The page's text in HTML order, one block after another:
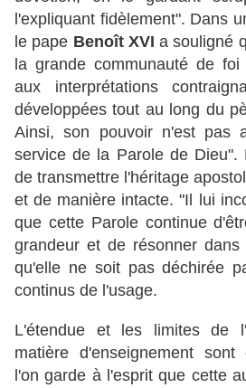
l'expliquant fidèlement". Dans
le pape Benoît XVIa souligné
la grande communauté de
aux interprétations
développées tout au long du
Ainsi, son pouvoir n'est pas
service de la Parole de
de transmettre l'héritage
et de manière intacte. "Il lui
que cette Parole continue
grandeur et de résonner
qu'elle ne soit pas déchirée
continus de l'usage.
L'étendue et les limites de
matière d'enseignement sont
l'on garde à l'esprit que cette